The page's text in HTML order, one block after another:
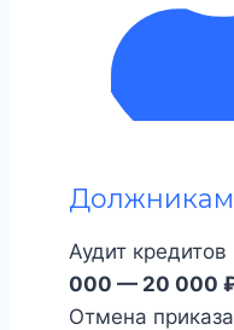
Должникам
Аудит
000 — 20 000
Отмена